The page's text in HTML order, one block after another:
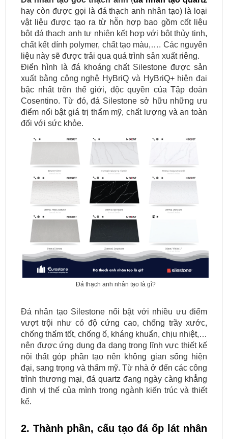
hay còn được gọi là đá thạch anh nhân tạo) là loại
vật liệu được tạo ra từ hỗn hợp bao gồm cốt liệu
bột đá thạch anh tự nhiên kết hợp với bột thủy tinh,
chất kết dính polymer, chất tạo màu,…. Các nguyên
liệu này sẽ được trải qua quá trình sản xuất riêng.
Điển hình là đá khoáng chất Silestone được sản
xuất bằng công nghệ HyBriQ và HyBriQ+ hiện đại
bậc nhất trên thế giới, độc quyền của Tập đoàn
Cosentino. Từ đó, đá Silestone sở hữu những ưu
điểm nổi bật giá trị thẩm mỹ, chất lượng và an toàn
đối với sức khỏe.
Đá thạch anh nhân tạo là gì?
Đá nhân tạo Silestone nổi bật với nhiều ưu điểm
vượt trội như có độ cứng cao, chống trầy xước,
chống thấm tốt, chống ố, kháng khuẩn, chịu nhiệt,…
nên được ứng dụng đa dạng trong lĩnh vực thiết kế
nội thất góp phần tạo nên không gian sống hiện
đại, sang trọng và thẩm mỹ. Từ nhà ở đến các công
trình thương mại, đá quartz đang ngày càng khẳng
định vị thế của mình trong ngành kiến trúc và thiết
kế.
2. Thành phần, cấu tạo đá ốp lát nhân